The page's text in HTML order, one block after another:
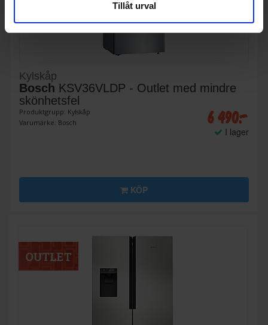
Tillåt urval
Kylskåp
Bosch KSV36VLDP - Outlet med mindre
skönhetsfel
Produktgrupp: Kylskåp
Varumärke: Bosch
6 490:-
I lager
KÖP